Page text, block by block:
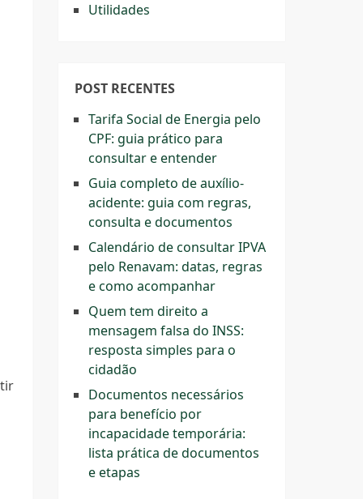
Utilidades
POST RECENTES
Tarifa Social de Energia pelo
CPF: guia prático para
consultar e entender
Guia completo de auxílio-
acidente: guia com regras,
consulta e documentos
Calendário de consultar IPVA
pelo Renavam: datas, regras
e como acompanhar
Quem tem direito a
mensagem falsa do INSS:
resposta simples para o
cidadão
Documentos necessários
para benefício por
incapacidade temporária:
lista prática de documentos
e etapas